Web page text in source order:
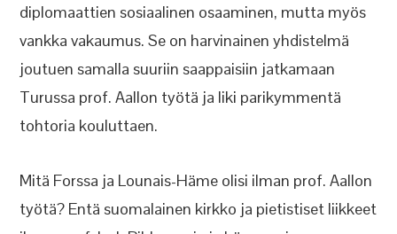
diplomaattien sosiaalinen osaaminen, mutta myös
vankka vakaumus. Se on harvinainen yhdistelmä
joutuen samalla suuriin saappaisiin jatkamaan
Turussa prof. Aallon työtä ja liki parikymmentä
tohtoria kouluttaen.
Mitä Forssa ja Lounais-Häme olisi ilman prof. Aallon
työtä? Entä suomalainen kirkko ja pietistiset liikkeet